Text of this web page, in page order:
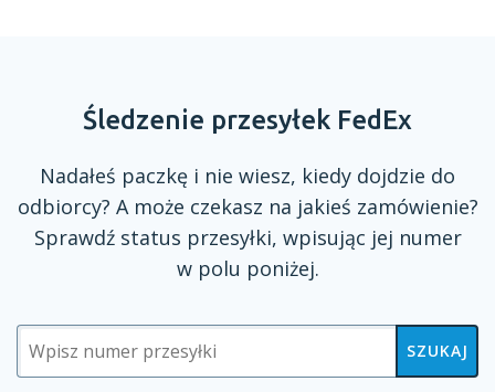
Śledzenie przesyłek FedEx
Nadałeś paczkę i nie wiesz, kiedy dojdzie do
odbiorcy? A może czekasz na jakieś zamówienie?
Sprawdź status przesyłki, wpisując jej numer
w polu poniżej.
SZUKAJ